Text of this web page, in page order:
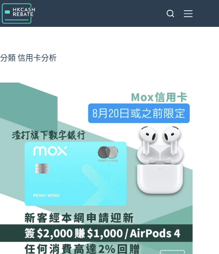
跳
至
主
內
分類 信用卡分析